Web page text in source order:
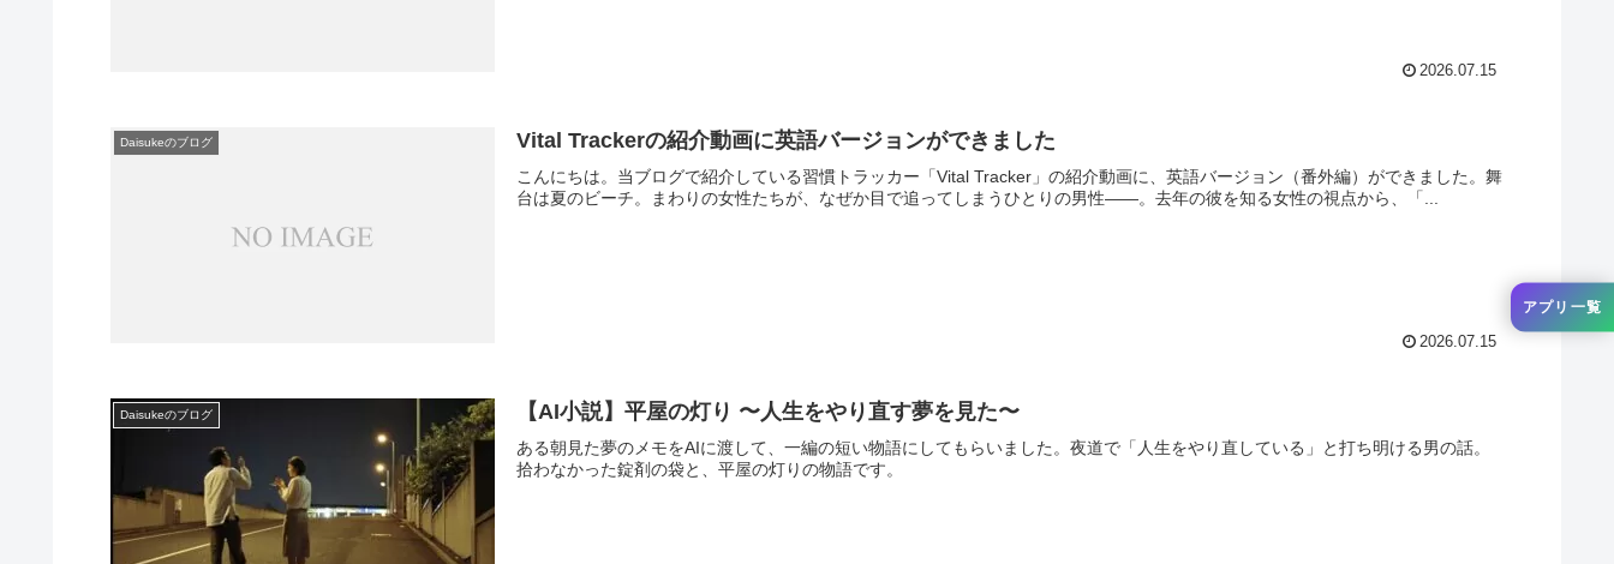
2026.07.15
Daisukeのブログ Vital Trackerの紹介動画に英語バージョンができました
こんにちは。当ブログで紹介している習慣トラッカー「Vital Tracker」の紹介動画に、英語バージョン（番外編）ができました。舞
台は夏のビーチ。まわりの女性たちが、なぜか目で追ってしまうひとりの男性——。去年の彼を知る女性の視点から、「...
2026.07.15
Daisukeのブログ 【AI小説】平屋の灯り 〜人生をやり直す夢を見た〜
ある朝見た夢のメモをAIに渡して、一編の短い物語にしてもらいました。夜道で「人生をやり直している」と打ち明ける男の話。
拾わなかった錠剤の袋と、平屋の灯りの物語です。
アプリ一覧